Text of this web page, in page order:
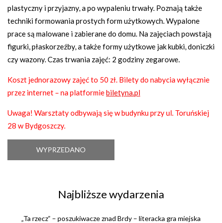
plastyczny i przyjazny, a po wypaleniu trwały. Poznają także
techniki formowania prostych form użytkowych. Wypalone
prace są malowane i zabierane do domu. Na zajęciach powstają
figurki, płaskorzeźby, a także formy użytkowe jak kubki, doniczki
czy wazony. Czas trwania zajęć: 2 godziny zegarowe.
Koszt jednorazowy zajęć to 50 zł. Bilety do nabycia wyłącznie
przez internet – na platformiebiletyna.pl
Uwaga! Warsztaty odbywają się w budynku przy ul. Toruńskiej
28 w Bydgoszczy.
WYPRZEDANO
Najbliższe wydarzenia
„Ta rzecz” – poszukiwacze znad Brdy – literacka gra miejska